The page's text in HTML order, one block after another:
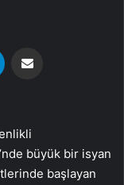
büyük bir isyan
başlayan